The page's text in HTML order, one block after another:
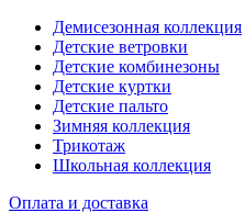
Демисезонная коллекция
Детские ветровки
Детские комбинезоны
Детские куртки
Детские пальто
Зимняя коллекция
Трикотаж
Школьная коллекция
Оплата и доставка